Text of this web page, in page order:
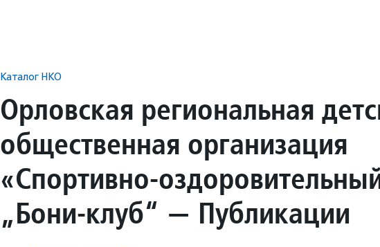
Каталог НКО
Орловская региональная
общественная организация
«Спортивно-
„Бони-клуб“ — Публикации